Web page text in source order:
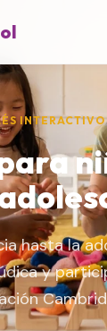
INTERACTIVO
hasta la
y